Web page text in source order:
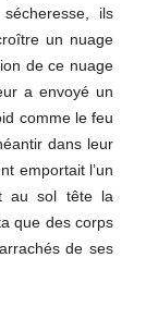
ils
un nuage
de ce nuage
a envoyé un
comme le feu
dans leur
emportait l’un
au sol tête la
que des corps
de ses